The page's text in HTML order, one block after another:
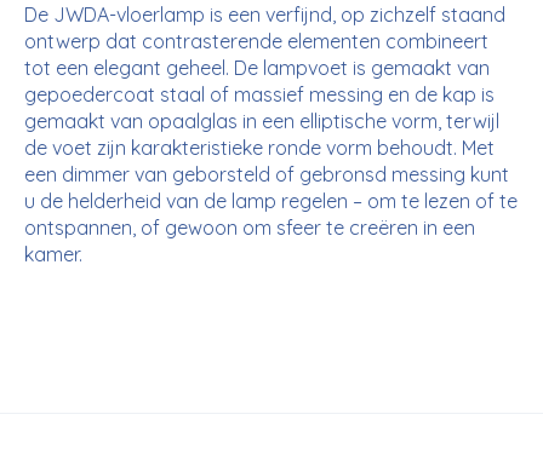
De JWDA-vloerlamp is een verfijnd, op zichzelf staand
ontwerp dat contrasterende elementen combineert
tot een elegant geheel. De lampvoet is gemaakt van
gepoedercoat staal of massief messing en de kap is
gemaakt van opaalglas in een elliptische vorm, terwijl
de voet zijn karakteristieke ronde vorm behoudt. Met
een dimmer van geborsteld of gebronsd messing kunt
u de helderheid van de lamp regelen – om te lezen of te
ontspannen, of gewoon om sfeer te creëren in een
kamer.